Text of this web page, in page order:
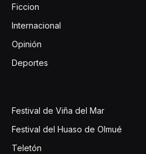
Ficcion
Internacional
Opinión
Deportes
Festival de Viña del Mar
Festival del Huaso de Olmué
Teletón